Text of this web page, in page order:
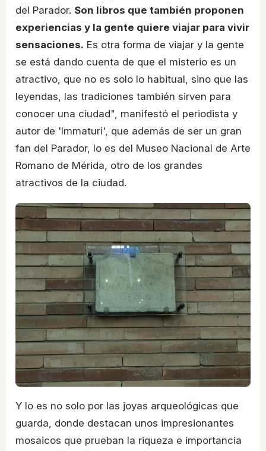
del Parador. Son libros que también proponen
experiencias y la gente quiere viajar para vivir
sensaciones. Es otra forma de viajar y la gente
se está dando cuenta de que el misterio es un
atractivo, que no es solo lo habitual, sino que las
leyendas, las tradiciones también sirven para
conocer una ciudad", manifestó el periodista y
autor de 'Immaturi', que además de ser un gran
fan del Parador, lo es del Museo Nacional de Arte
Romano de Mérida, otro de los grandes
atractivos de la ciudad.
Y lo es no solo por las joyas arqueológicas que
guarda, donde destacan unos impresionantes
mosaicos que prueban la riqueza e importancia